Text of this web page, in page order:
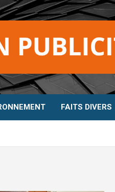
FAITS DIVERS